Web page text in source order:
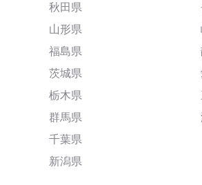
秋田県
山形県
福島県
茨城県
栃木県
群馬県
千葉県
新潟県